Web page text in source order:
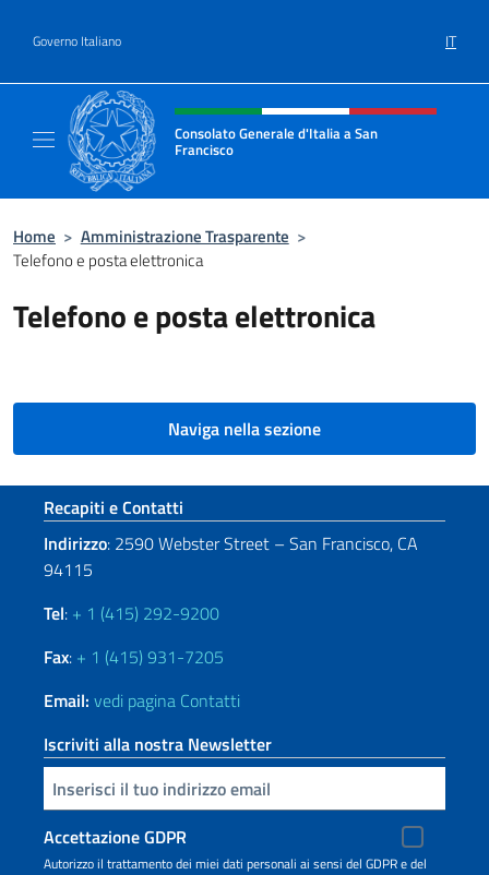
Governo Italiano IT
Intestazione sito, social e menù
Consolato Generale d'Italia a San
Francisco
Home > Amministrazione Trasparente >
Telefono e posta elettronica
Telefono e posta elettronica
Naviga nella sezione
Sezione footer
Recapiti e Contatti
Indirizzo: 2590 Webster Street – San Francisco, CA
94115
Tel: + 1 (415) 292-9200
Fax: + 1 (415) 931-7205
Email: vedi pagina Contatti
Iscriviti alla nostra Newsletter
Inserisci la tua email
Accettazione GDPR
Autorizzo il trattamento dei miei dati personali ai sensi del GDPR e del